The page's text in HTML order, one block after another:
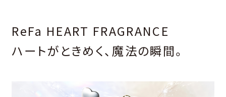
ReFa HEART FRAGRANCE
ハートがときめく、魔法の瞬間。